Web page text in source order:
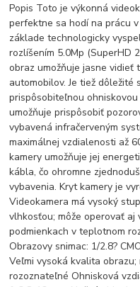
Popis Toto je výkonná
perfektne sa hodí na prácu
základe technologicky
rozlíšením 5.0Mp (SuperHD
obraz umožňuje jasne vidieť
automobilov. Je tiež
prispôsobiteľnou
umožňuje prispôsobiť
vybavená infračerveným
maximálnej vzdialenosti až
kamery umožňuje jej
kábla, čo ohromne
vybavenia. Kryt kamery je
Videokamera má vysoký
vlhkosťou; môže operovať
podmienkach v teplotnom
Obrazovy snimac: 1/2.8?
Veľmi vysoká kvalita
rozoznateľné Ohnisková